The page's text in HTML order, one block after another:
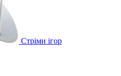
Стріми ігор